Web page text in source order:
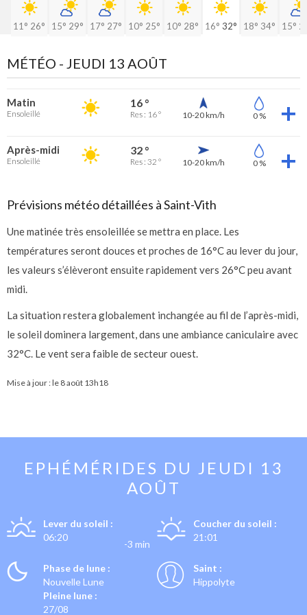
11° 26° 15° 29° 17° 27° 10° 25° 10° 28° 16° 32° 18° 34° 15°
MÉTÉO - JEUDI 13 AOÛT
Matin
Ensoleillé
16 °
Res : 16 ° 10-20 km/h 0 %
Après-midi
Ensoleillé
32 °
Res : 32 ° 10-20 km/h 0 %
Prévisions météo détaillées à Saint-Vith
Une matinée très ensoleillée se mettra en place. Les
températures seront douces et proches de 16°C au lever du jour,
les valeurs s’élèveront ensuite rapidement vers 26°C peu avant
midi.
La situation restera globalement inchangée au fil de l’après-midi,
le soleil dominera largement, dans une ambiance caniculaire avec
32°C. Le vent sera faible de secteur ouest.
Mise à jour : le 8 août 13h18
EPHÉMÉRIDES DU JEUDI 13
AOÛT
Lever du soleil :
06:20
-3 min
Coucher du soleil :
21:01
Phase de lune :
Nouvelle Lune
Pleine lune :
27/08
Saint :
Hippolyte